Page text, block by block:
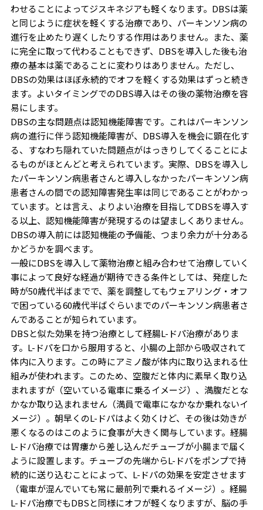
わせることによってジスキネジアも軽くなります。DBSは薬
と同じように症状を軽くする治療であり、パーキンソン病の
進行を止めたり遅くしたりする作用はありません。また、薬
に完全に取って代わることもできず、DBSを導入した後も治
療の基本は薬であることに変わりはありません。ただし、
DBSの効果はほぼ永続的でオフを軽くする効果はずっと続き
ます。よいタイミングでのDBS導入はその後の薬物治療を容
易にします。
DBSの主な問題点は認知機能障害です。これはパーキンソン
病の進行に伴う認知機能障害が、DBS導入を機会に顕在化す
る、すなわち隠れていた問題点がはっきりしてくることによ
るものがほとんどと考えられています。実際、DBSを導入し
たパーキンソン病患者さんと導入しなかったパーキンソン病
患者さんの間での認知障害発生率は同じであることがわかっ
ています。とは言え、よりよい治療を目指してDBSを導入す
る以上、認知機能障害が発現するのは望ましくありません。
DBSの導入前には認知機能の予備能、つまり余力が十分ある
かどうかを調べます。
一般にDBSを導入して薬物治療と組み合わせて治療していく
事によって良好な経過が期待できる条件としては、発症した
時が50歳代半ばまでで、薬を調整してもウェアリング・オフ
で困っている60歳代半ばぐらいまでのパーキンソン病患者さ
んであることが知られています。
DBSと似た効果を持つ治療として経腸L-ドパ治療がありま
す。L-ドパを口から服用すると、小腸の上部から吸収されて
体内に入ります。この時にアミノ酸が体内に取り込まれる仕
組みが使われます。このため、空腹だと体内に素早く取り込
まれますが（空いている電車に乗るイメージ）、満腹だとな
かなか取り込まれません（満員で電車になかなか乗れないイ
メージ）。朝早くのL-ドパはよく効くけど、その後は効きが
悪くなるのはこのように食事が大きく関与しています。経腸
L-ドパ治療では胃瘻から差し込んだチューブが小腸まで届く
ように設置します。チューブの先端からL-ドパをポンプで持
続的に送り込むことによって、L-ドパの効果を安定させます
（電車が混んでいても常に最前列で乗れるイメージ）。経腸
L-ドパ治療でもDBSと同様にオフが軽くなりますが、脳の手